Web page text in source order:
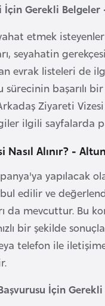
İçin Gerekli
etmek
seyahatin
evrak listeleri de
sürecinin başarılı
Ziyareti
ilgili sayfalarda
Nasıl Alınır? -
yapılacak
edilir ve
da mevcuttur. Bu
bir şekilde
telefon ile
İçin